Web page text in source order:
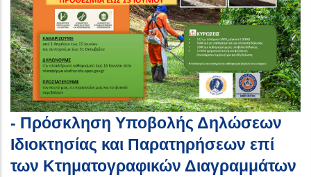
- Πρόσκληση Υποβολής Δηλώσεων
Ιδιοκτησίας και Παρατηρήσεων επί
των Κτηματογραφικών Διαγραμμάτων